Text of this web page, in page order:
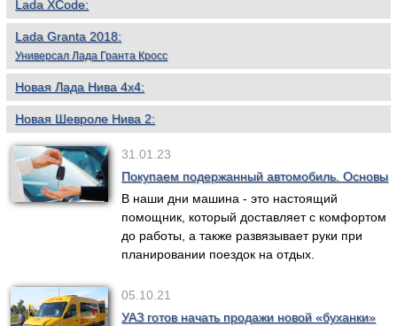
Lada XCode
Lada Granta 2018
Универсал Лада Гранта Кросс
Новая Лада Нива 4х4
Новая Шевроле Нива 2
31.01.23
Покупаем подержанный автомобиль. Основы
В наши дни машина - это настоящий
помощник, который доставляет с комфортом
до работы, а также развязывает руки при
планировании поездок на отдых.
05.10.21
УАЗ готов начать продажи новой «буханки»